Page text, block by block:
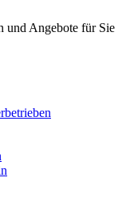
und Angebote für Sie